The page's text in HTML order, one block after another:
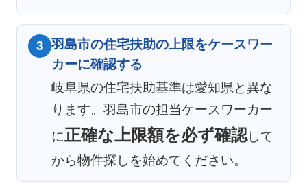
3 羽島市の住宅扶助の上限をケースワー
カーに確認する
岐阜県の住宅扶助基準は愛知県と異な
ります。羽島市の担当ケースワーカー
に正確な上限額を必ず確認して
から物件探しを始めてください。